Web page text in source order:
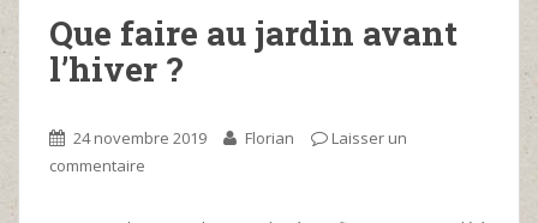
Que faire au jardin avant
l’hiver ?
24 novembre 2019 Florian
Laisser un
commentaire